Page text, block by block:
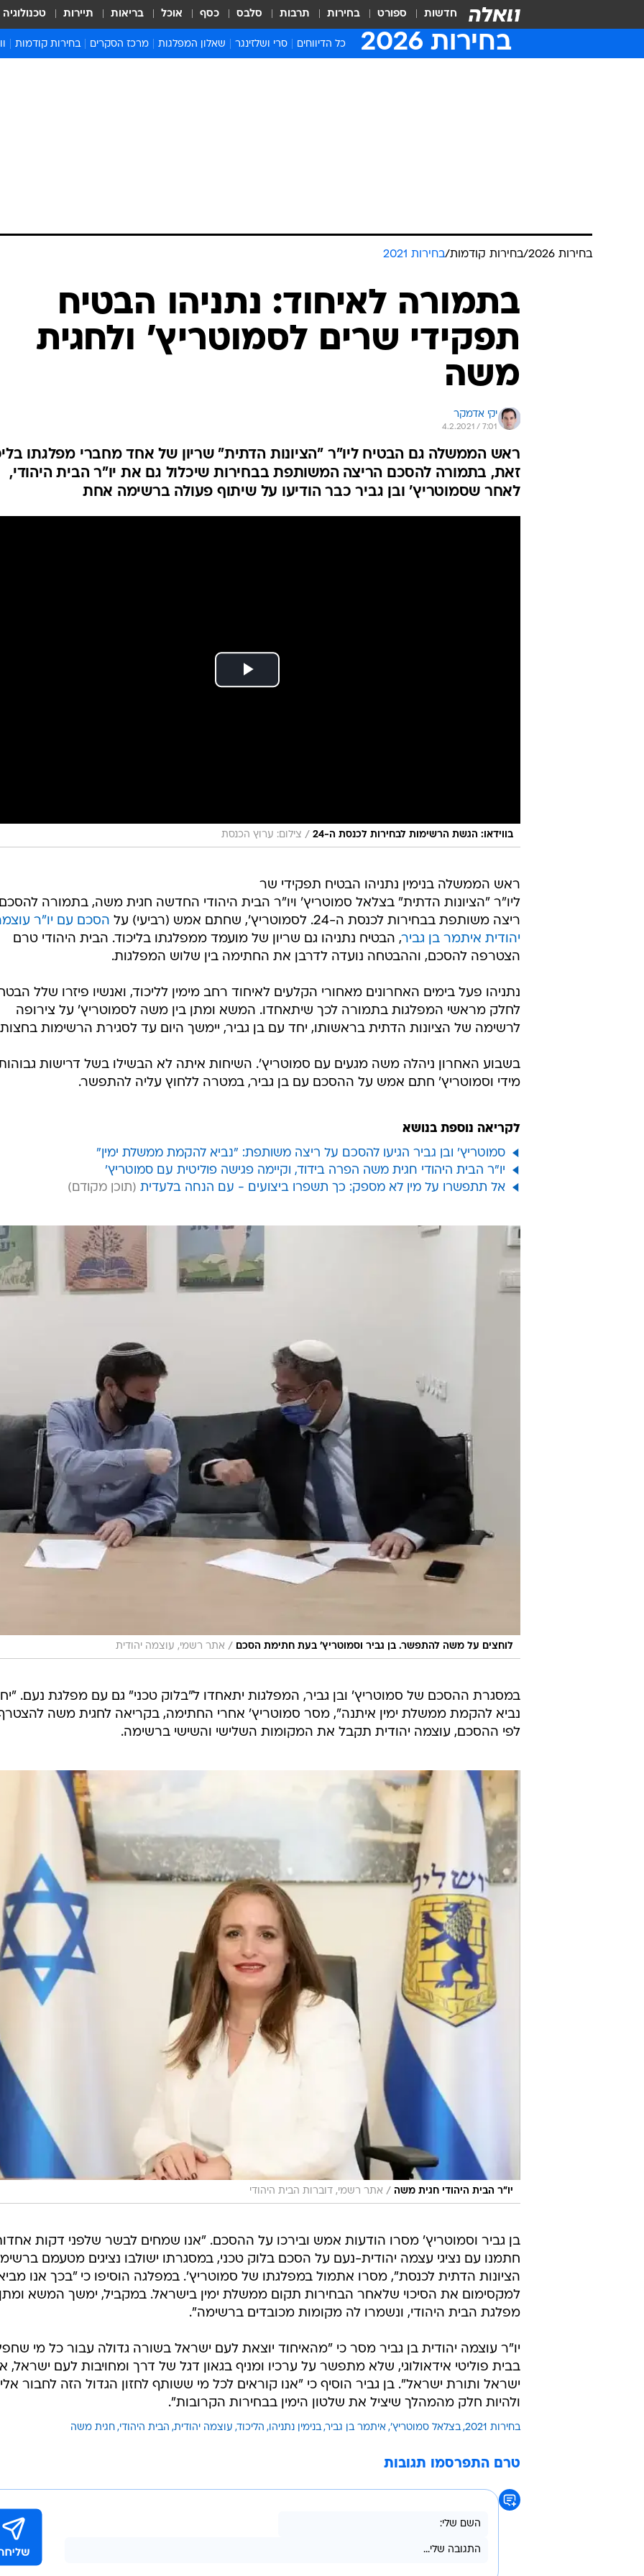
חדשות ספורט בחירות תרבות סלבס כסף אוכל בריאות תיירות טכנולוגיה
בחירות 2026 כל הדיווחים סרי ושלזינגר שאלון המפלגות מרכז הסקרים בחירות קודמות
בחירות 2026 /בחירות קודמות/בחירות 2021
בתמורה לאיחוד: נתניהו הבטיח
תפקידי שרים לסמוטריץ' ולחגית
משה
יקי אדמקר
4.2.2021 / 7:01
ראש הממשלה גם הבטיח ליו"ר "הציונות הדתית" שריון של אחד מחברי מפלגתו
זאת, בתמורה להסכם הריצה המשותפת בבחירות שיכלול גם את יו"ר הבית היהודי,
לאחר שסמוטריץ' ובן גביר כבר הודיעו על שיתוף פעולה ברשימה אחת
בווידאו: הגשת הרשימות לבחירות לכנסת ה-24 / צילום: ערוץ הכנסת
ראש הממשלה בנימין נתניהו הבטיח תפקידי שר
ליו"ר "הציונות הדתית" בצלאל סמוטריץ' ויו"ר הבית היהודי החדשה חגית משה, בתמורה
ריצה משותפת בבחירות לכנסת ה-24. לסמוטריץ', שחתם אמש (רביעי) על
הסכם עם יו"ר
יהודית איתמר בן גביר, הבטיח נתניהו גם שריון של מועמד ממפלגתו בליכוד. הבית היהודי טרם
הצטרפה להסכם, וההבטחה נועדה לדרבן את החתימה בין שלוש המפלגות.
נתניהו פעל בימים האחרונים מאחורי הקלעים לאיחוד רחב מימין לליכוד, ואנשיו פיזרו שלל
לחלק מראשי המפלגות בתמורה לכך שיתאחדו. המשא ומתן בין משה לסמוטריץ' על צירופה
לרשימה של הציונות הדתית בראשותו, יחד עם בן גביר, יימשך היום עד לסגירת הרשימות
בשבוע האחרון ניהלה משה מגעים עם סמוטריץ'. השיחות איתה לא הבשילו בשל דרישות
מידי וסמוטריץ' חתם אמש על ההסכם עם בן גביר, במטרה ללחוץ עליה להתפשר.
לקריאה נוספת בנושא
סמוטריץ' ובן גביר הגיעו להסכם על ריצה משותפת: "נביא להקמת ממשלת ימין"
יו"ר הבית היהודי חגית משה הפרה בידוד, וקיימה פגישה פוליטית עם סמוטריץ'
אל תתפשרו על מין לא מספק: כך תשפרו ביצועים - עם הנחה בלעדית
לוחצים על משה להתפשר. בן גביר וסמוטריץ' בעת חתימת הסכם / אתר רשמי, עוצמה יהודית
במסגרת ההסכם של סמוטריץ' ובן גביר, המפלגות יתאחדו ל"בלוק טכני" גם עם מפלגת נעם.
נביא להקמת ממשלת ימין איתנה", מסר סמוטריץ' אחרי החתימה, בקריאה לחגית משה
לפי ההסכם, עוצמה יהודית תקבל את המקומות השלישי והשישי ברשימה.
יו"ר הבית היהודי חגית משה / אתר רשמי, דוברות הבית היהודי
בן גביר וסמוטריץ' מסרו הודעות אמש ובירכו על ההסכם. "אנו שמחים לבשר שלפני דקות
חתמנו עם נציגי עצמה יהודית-נעם על הסכם בלוק טכני, במסגרתו ישולבו נציגים מטעמם
הציונות הדתית לכנסת", מסרו אתמול במפלגתו של סמוטריץ'. במפלגה הוסיפו כי "בכך אנו
למקסימום את הסיכוי שלאחר הבחירות תקום ממשלת ימין בישראל. במקביל, ימשך המשא
מפלגת הבית היהודי, ונשמרו לה מקומות מכובדים ברשימה".
יו"ר עוצמה יהודית בן גביר מסר כי "מהאיחוד יוצאת לעם ישראל בשורה גדולה עבור כל מי
בבית פוליטי אידאולוגי, שלא מתפשר על ערכיו ומניף בגאון דגל של דרך ומחויבות לעם ישראל,
ישראל ותורת ישראל". בן גביר הוסיף כי "אנו קוראים לכל מי ששותף לחזון הגדול הזה לחבור
ולהיות חלק מהמהלך שיציל את שלטון הימין בבחירות הקרובות".
בחירות 2021 בצלאל סמוטריץ' איתמר בן גביר בנימין נתניהו הליכוד עוצמה יהודית הבית היהודי חגית משה
טרם התפרסמו תגובות